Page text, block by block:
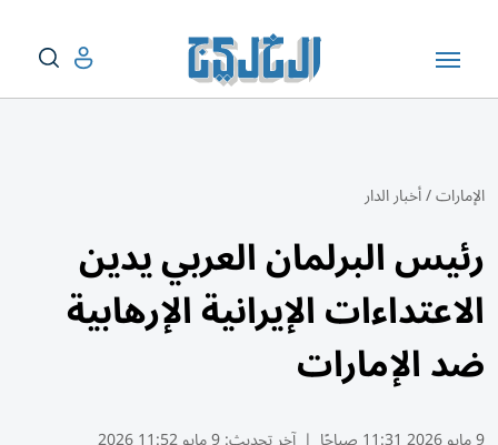
الإمارات/أخبار الدار
رئيس البرلمان العربي يدين
الاعتداءات الإيرانية الإرهابية
ضد الإمارات